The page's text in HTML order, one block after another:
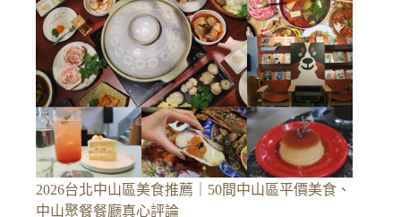
2026台北中山區美食推薦｜50間中山區平價美食、
中山聚餐餐廳真心評論